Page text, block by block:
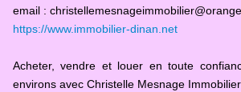
CATEGORIES
email :
https://www.immobilier-dinan.net
Acheter, vendre et louer en toute
environs avec Christelle Mesnage Immobilier